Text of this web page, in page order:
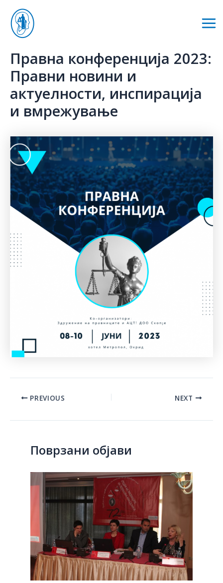
content
Правна конференција 2023:
Правни новини и
актуелности, инспирација
и вмрежување
PostPREVIOUS NEXT
Поврзани објави